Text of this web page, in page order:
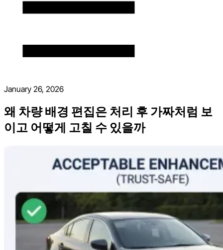
January 26, 2026
왜 차량 배경 편집은 처리 후 가짜처럼 보
이고 어떻게 고칠 수 있을까